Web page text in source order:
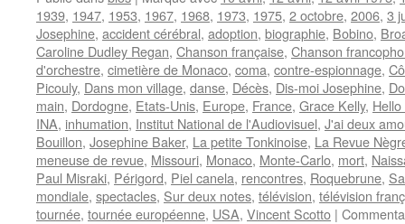
1939, 1947, 1953, 1967, 1968, 1973, 1975, 2 octobre, 2006, 3
Josephine, accident cérébral, adoption, biographie, Bobino,
Caroline Dudley Regan, Chanson française, Chanson
d'orchestre, cimetière de Monaco, coma, contre-espionnage,
Picouly, Dans mon village, danse, Décès, Dis-moi Josephine,
main, Dordogne, Etats-Unis, Europe, France, Grace Kelly, Hello
INA, inhumation, Institut National de l'Audiovisuel, J'ai deux
Bouillon, Josephine Baker, La petite Tonkinoise, La Revue
meneuse de revue, Missouri, Monaco, Monte-Carlo, mort,
Paul Misraki, Périgord, Piel canela, rencontres, Roquebrune,
mondiale, spectacles, Sur deux notes, télévision, télévision
tournée, tournée européenne, USA, Vincent Scotto |